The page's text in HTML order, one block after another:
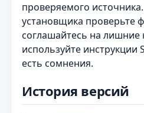
проверяемого
установщика проверьте
соглашайтесь на
используйте инструкции
есть сомнения.
История версий